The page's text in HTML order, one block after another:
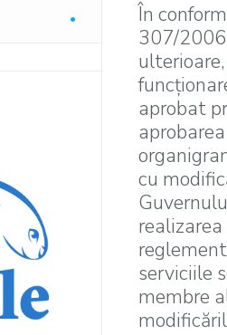
În
307/
aprobat
cu
serviciile
membre